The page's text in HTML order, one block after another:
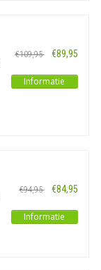
€109,95 €89,95
Informatie
€94,95 €84,95
Informatie